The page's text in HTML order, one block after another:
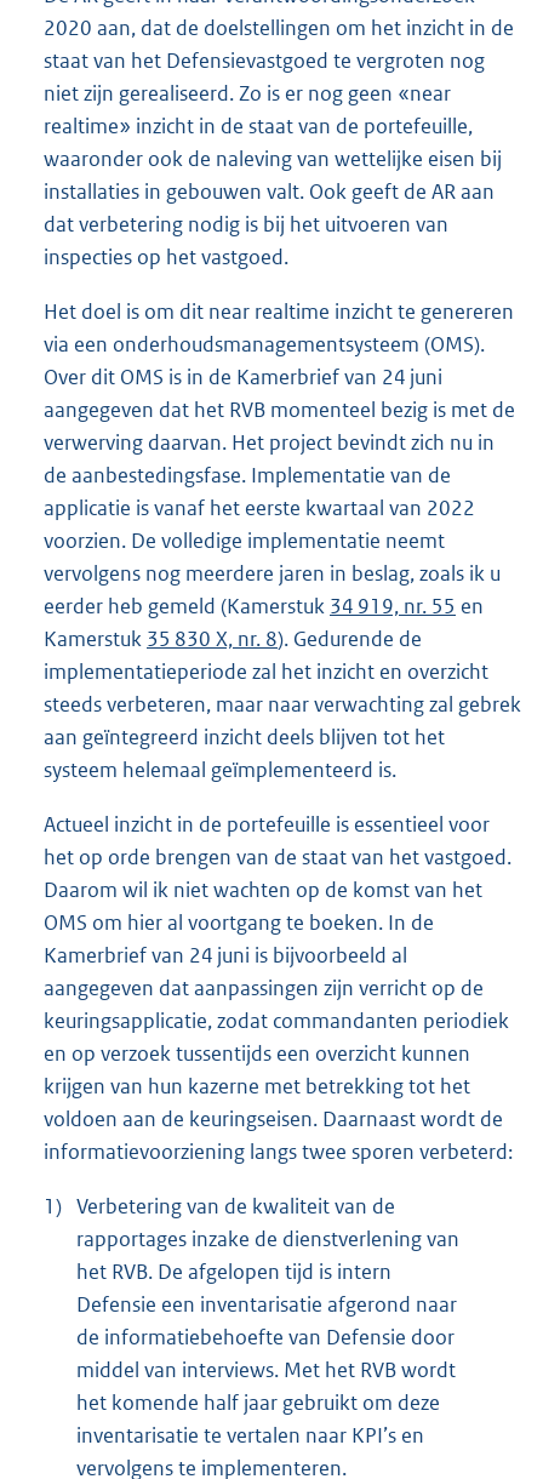
2020 aan, dat de doelstellingen om het inzicht in de
staat van het Defensievastgoed te vergroten nog
niet zijn gerealiseerd. Zo is er nog geen «near
realtime» inzicht in de staat van de portefeuille,
waaronder ook de naleving van wettelijke eisen bij
installaties in gebouwen valt. Ook geeft de AR aan
dat verbetering nodig is bij het uitvoeren van
inspecties op het vastgoed.
Het doel is om dit near realtime inzicht te genereren
via een onderhoudsmanagementsysteem (OMS).
Over dit OMS is in de Kamerbrief van 24 juni
aangegeven dat het RVB momenteel bezig is met de
verwerving daarvan. Het project bevindt zich nu in
de aanbestedingsfase. Implementatie van de
applicatie is vanaf het eerste kwartaal van 2022
voorzien. De volledige implementatie neemt
vervolgens nog meerdere jaren in beslag, zoals ik u
eerder heb gemeld (Kamerstuk 34 919, nr. 55 en
Kamerstuk 35 830 X, nr. 8). Gedurende de
implementatieperiode zal het inzicht en overzicht
steeds verbeteren, maar naar verwachting zal gebrek
aan geïntegreerd inzicht deels blijven tot het
systeem helemaal geïmplementeerd is.
Actueel inzicht in de portefeuille is essentieel voor
het op orde brengen van de staat van het vastgoed.
Daarom wil ik niet wachten op de komst van het
OMS om hier al voortgang te boeken. In de
Kamerbrief van 24 juni is bijvoorbeeld al
aangegeven dat aanpassingen zijn verricht op de
keuringsapplicatie, zodat commandanten periodiek
en op verzoek tussentijds een overzicht kunnen
krijgen van hun kazerne met betrekking tot het
voldoen aan de keuringseisen. Daarnaast wordt de
informatievoorziening langs twee sporen verbeterd:
1) Verbetering van de kwaliteit van de
rapportages inzake de dienstverlening van
het RVB. De afgelopen tijd is intern
Defensie een inventarisatie afgerond naar
de informatiebehoefte van Defensie door
middel van interviews. Met het RVB wordt
het komende half jaar gebruikt om deze
inventarisatie te vertalen naar KPI’s en
vervolgens te implementeren.